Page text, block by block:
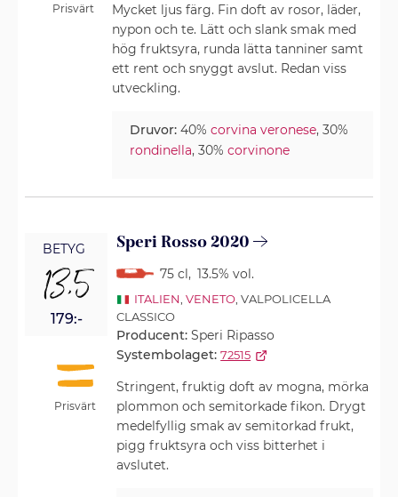
Prisvärt
Mycket ljus färg. Fin doft av rosor, läder,
nypon och te. Lätt och slank smak med
hög fruktsyra, runda lätta tanniner samt
ett rent och snyggt avslut. Redan viss
utveckling.
Druvor: 40%corvina veronese, 30%
rondinella, 30%corvinone
BETYG
13,5
179:-
Prisvärt
Speri Rosso 2020
75 cl, 13.5% vol.
ITALIEN VENETO, VALPOLICELLA
CLASSICO
Producent:Speri Ripasso
Systembolaget: 72515
Stringent, fruktig doft av mogna, mörka
plommon och semitorkade fikon. Drygt
medelfyllig smak av semitorkad frukt,
pigg fruktsyra och viss bitterhet i
avslutet.